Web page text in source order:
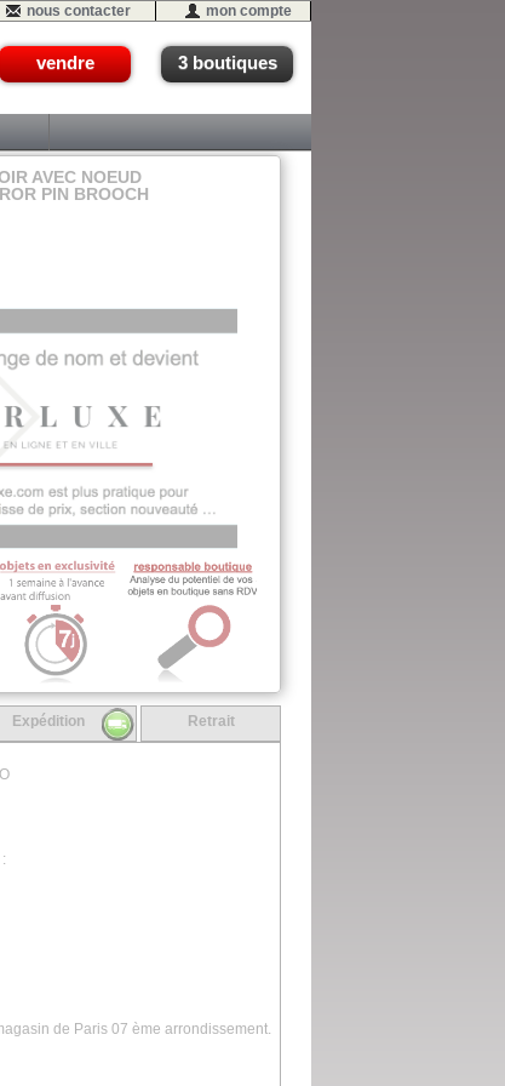
nous contacter mon compte
vendre 3 boutiques
AVEC NOEUD
PIN BROOCH
Expédition Retrait
de Paris 07 ème arrondissement.